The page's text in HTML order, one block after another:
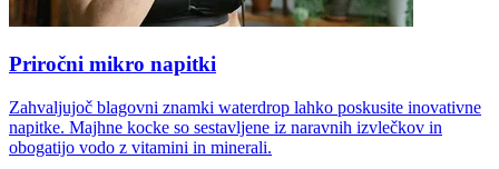
Priročni mikro napitki
Zahvaljujoč blagovni znamki waterdrop lahko poskusite inovativne
napitke. Majhne kocke so sestavljene iz naravnih izvlečkov in
obogatijo vodo z vitamini in minerali.